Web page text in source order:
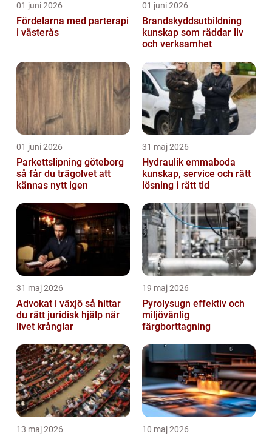
01 juni 2026
Fördelarna med parterapi
i västerås
01 juni 2026
Brandskyddsutbildning
kunskap som räddar liv
och verksamhet
01 juni 2026
Parkettslipning göteborg
så får du trägolvet att
kännas nytt igen
31 maj 2026
Hydraulik emmaboda
kunskap, service och rätt
lösning i rätt tid
31 maj 2026
Advokat i växjö så hittar
du rätt juridisk hjälp när
livet krånglar
19 maj 2026
Pyrolysugn effektiv och
miljövänlig
färgborttagning
13 maj 2026 10 maj 2026